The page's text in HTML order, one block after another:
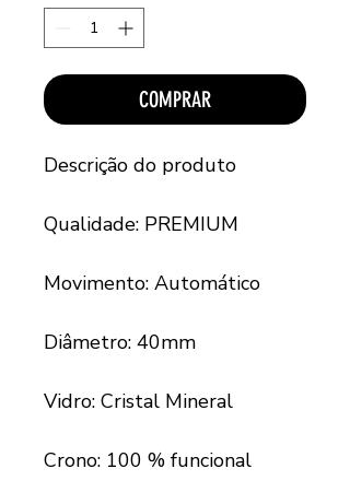
COMPRAR
Descrição do produto
Qualidade: PREMIUM
Movimento: Automático
Diâmetro: 40mm
Vidro: Cristal Mineral
Crono: 100 % funcional